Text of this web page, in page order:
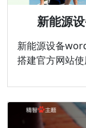
新能源
新能源设备
搭建官方网站使